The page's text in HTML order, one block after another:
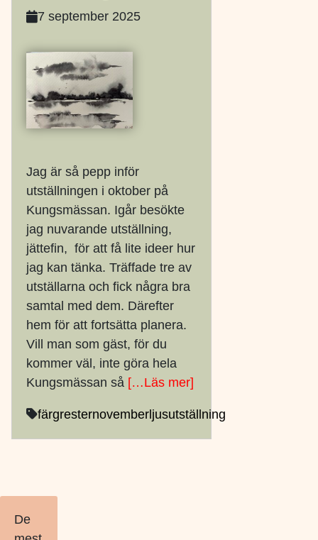
7 september 2025
Jag är så pepp inför
utställningen i oktober på
Kungsmässan. Igår besökte
jag nuvarande utställning,
jättefin, för att få lite ideer hur
jag kan tänka. Träffade tre av
utställarna och fick några bra
samtal med dem. Därefter
hem för att fortsätta planera.
Vill man som gäst, för du
kommer väl, inte göra hela
Kungsmässan så […Läs mer]
färgresternovemberljusutställning
De